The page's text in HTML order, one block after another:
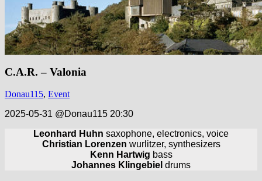
C.A.R. – Valonia
Donau115, Event
2025-05-31 @Donau115 20:30
Leonhard Huhn saxophone, electronics, voice
Christian Lorenzen wurlitzer, synthesizers
Kenn Hartwig bass
Johannes Klingebiel drums